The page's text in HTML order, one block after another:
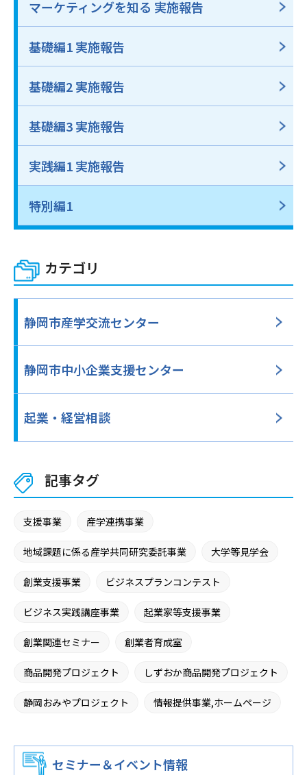
マーケティングを知る 実施報告
基礎編1 実施報告
基礎編2 実施報告
基礎編3 実施報告
実践編1 実施報告
特別編1
カテゴリ
静岡市産学交流センター
静岡市中小企業支援センター
起業・経営相談
記事タグ
支援事業 産学連携事業
地域課題に係る産学共同研究委託事業 大学等見学会
創業支援事業 ビジネスプランコンテスト
ビジネス実践講座事業 起業家等支援事業
創業関連セミナー 創業者育成室
商品開発プロジェクト しずおか商品開発プロジェクト
静岡おみやプロジェクト 情報提供事業,ホームページ
窓口相談事業 専門家派遣事業
セミナー＆イベント情報